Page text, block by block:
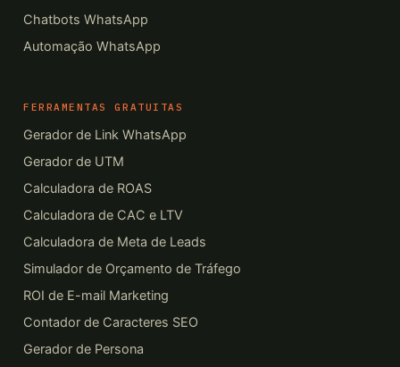
Chatbots WhatsApp
Automação WhatsApp
FERRAMENTAS GRATUITAS
Gerador de Link WhatsApp
Gerador de UTM
Calculadora de ROAS
Calculadora de CAC e LTV
Calculadora de Meta de Leads
Simulador de Orçamento de Tráfego
ROI de E-mail Marketing
Contador de Caracteres SEO
Gerador de Persona